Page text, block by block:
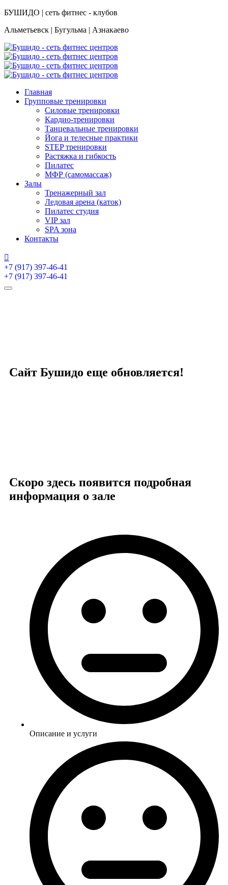
БУШИДО | сеть фитнес - клубов
Альметьевск | Бугульма | Азнакаево
Главная
Групповые тренировки
Силовые тренировки
Кардио-тренировки
Танцевальные тренировки
Йога и телесные практики
STEP тренировки
Растяжка и гибкость
Пилатес
МФР (самомассаж)
Залы
Тренажерный зал
Ледовая арена (каток)
Пилатес студия
VIP зал
SPA зона
Контакты
+7 (917) 397-46-41
+7 (917) 397-46-41
Сайт Бушидо еще обновляется!
Скоро здесь появится подробная
информация о зале
Описание и услуги